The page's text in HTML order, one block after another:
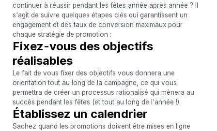
continuer à réussir pendant les fêtes année après année ? Il
s'agit de suivre quelques étapes clés qui garantissent un
engagement et des taux de conversion maximaux pour
chaque stratégie de promotion :
Fixez-vous des objectifs
réalisables
Le fait de vous fixer des objectifs vous donnera une
orientation tout au long de la campagne, ce qui vous
permettra de créer un processus rationalisé qui mènera au
succès pendant les fêtes (et tout au long de l'année !).
Établissez un calendrier
Sachez quand les promotions doivent être mises en ligne